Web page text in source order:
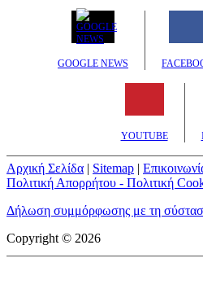
GOOGLE NEWS
YOUTUBE
Αρχική Σελίδα | Sitemap |
Πολιτική Απορρήτου - Πολιτική
Δήλωση συμμόρφωσης με τη
Copyright © 2026